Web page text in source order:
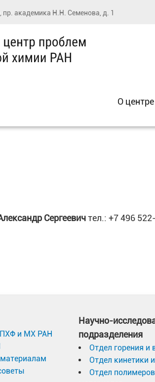
пр. академика Н.Н. Семенова, д. 1
О центре
Сергеевичтел.: +7 496
и МХ РАН
Научно-
подразделения
Отдел горения и
Отдел кинетики
Отдел